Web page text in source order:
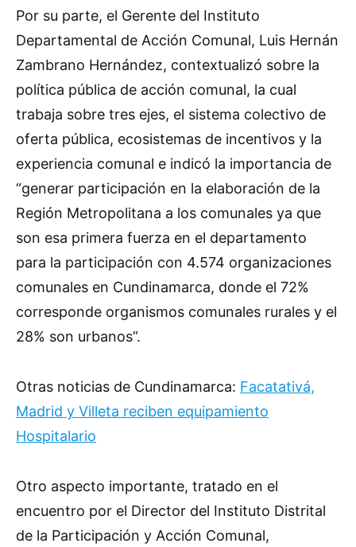
Por su parte, el Gerente del Instituto
Departamental de Acción Comunal, Luis Hernán
Zambrano Hernández, contextualizó sobre la
política pública de acción comunal, la cual
trabaja sobre tres ejes, el sistema colectivo de
oferta pública, ecosistemas de incentivos y la
experiencia comunal e indicó la importancia de
“generar participación en la elaboración de la
Región Metropolitana a los comunales ya que
son esa primera fuerza en el departamento
para la participación con 4.574 organizaciones
comunales en Cundinamarca, donde el 72%
corresponde organismos comunales rurales y el
28% son urbanos”.
Otras noticias de Cundinamarca: Facatativá,
Madrid y Villeta reciben equipamiento
Hospitalario
Otro aspecto importante, tratado en el
encuentro por el Director del Instituto Distrital
de la Participación y Acción Comunal,